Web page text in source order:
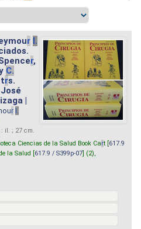
r I.
r,
C.
rs.
|
r I.
: il. ; 27 cm.
Ciencias de la Salud Book Cart [ 617.9
la Salud [ 617.9 / S399p-07 ] (2),